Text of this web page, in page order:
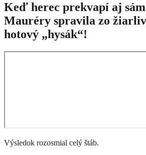
Keď herec prekvapí aj sám
Mauréry spravila zo
hotový „hysák“!
Výsledok rozosmial celý štáb.